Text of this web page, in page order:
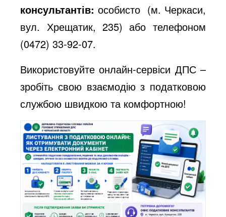
консультантів: особисто (м. Черкаси,
вул. Хрещатик, 235) або телефоном
(0472) 33-92-07.
Використовуйте онлайн-сервіси ДПС –
зробіть свою взаємодію з податковою
службою швидкою та комфортною!